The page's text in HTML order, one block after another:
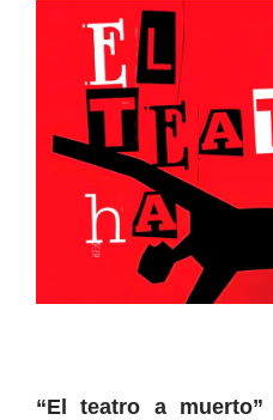
“El teatro a muerto”